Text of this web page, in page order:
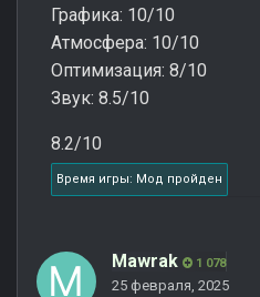
Графика: 10/10
Атмосфера: 10/10
Оптимизация: 8/10
Звук: 8.5/10
8.2/10
Время игры: Мод пройден
Mawrak 1 078
25 февраля, 2025